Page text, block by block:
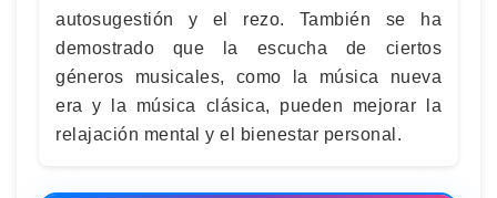
autosugestión y el rezo. También se ha
demostrado que la escucha de ciertos
géneros musicales, como la música nueva
era y la música clásica, pueden mejorar la
relajación mental y el bienestar personal.